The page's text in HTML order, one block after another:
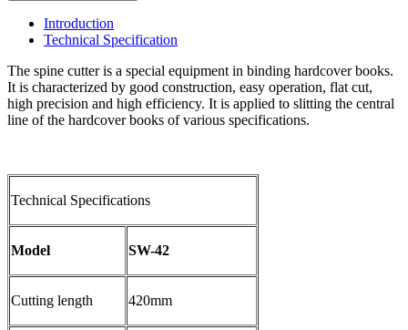
Introduction
Technical Specification
The spine cutter is a special equipment in binding hardcover books.
It is characterized by good construction, easy operation, flat cut,
high precision and high efficiency. It is applied to slitting the central
line of the hardcover books of various specifications.
Technical Specifications
Model SW-42
Cutting length 420mm